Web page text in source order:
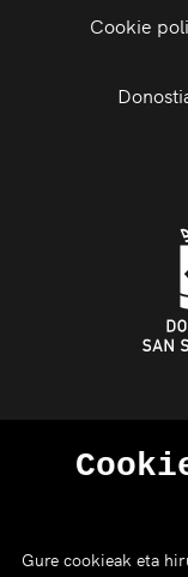
Cookie
Gure cookieak eta